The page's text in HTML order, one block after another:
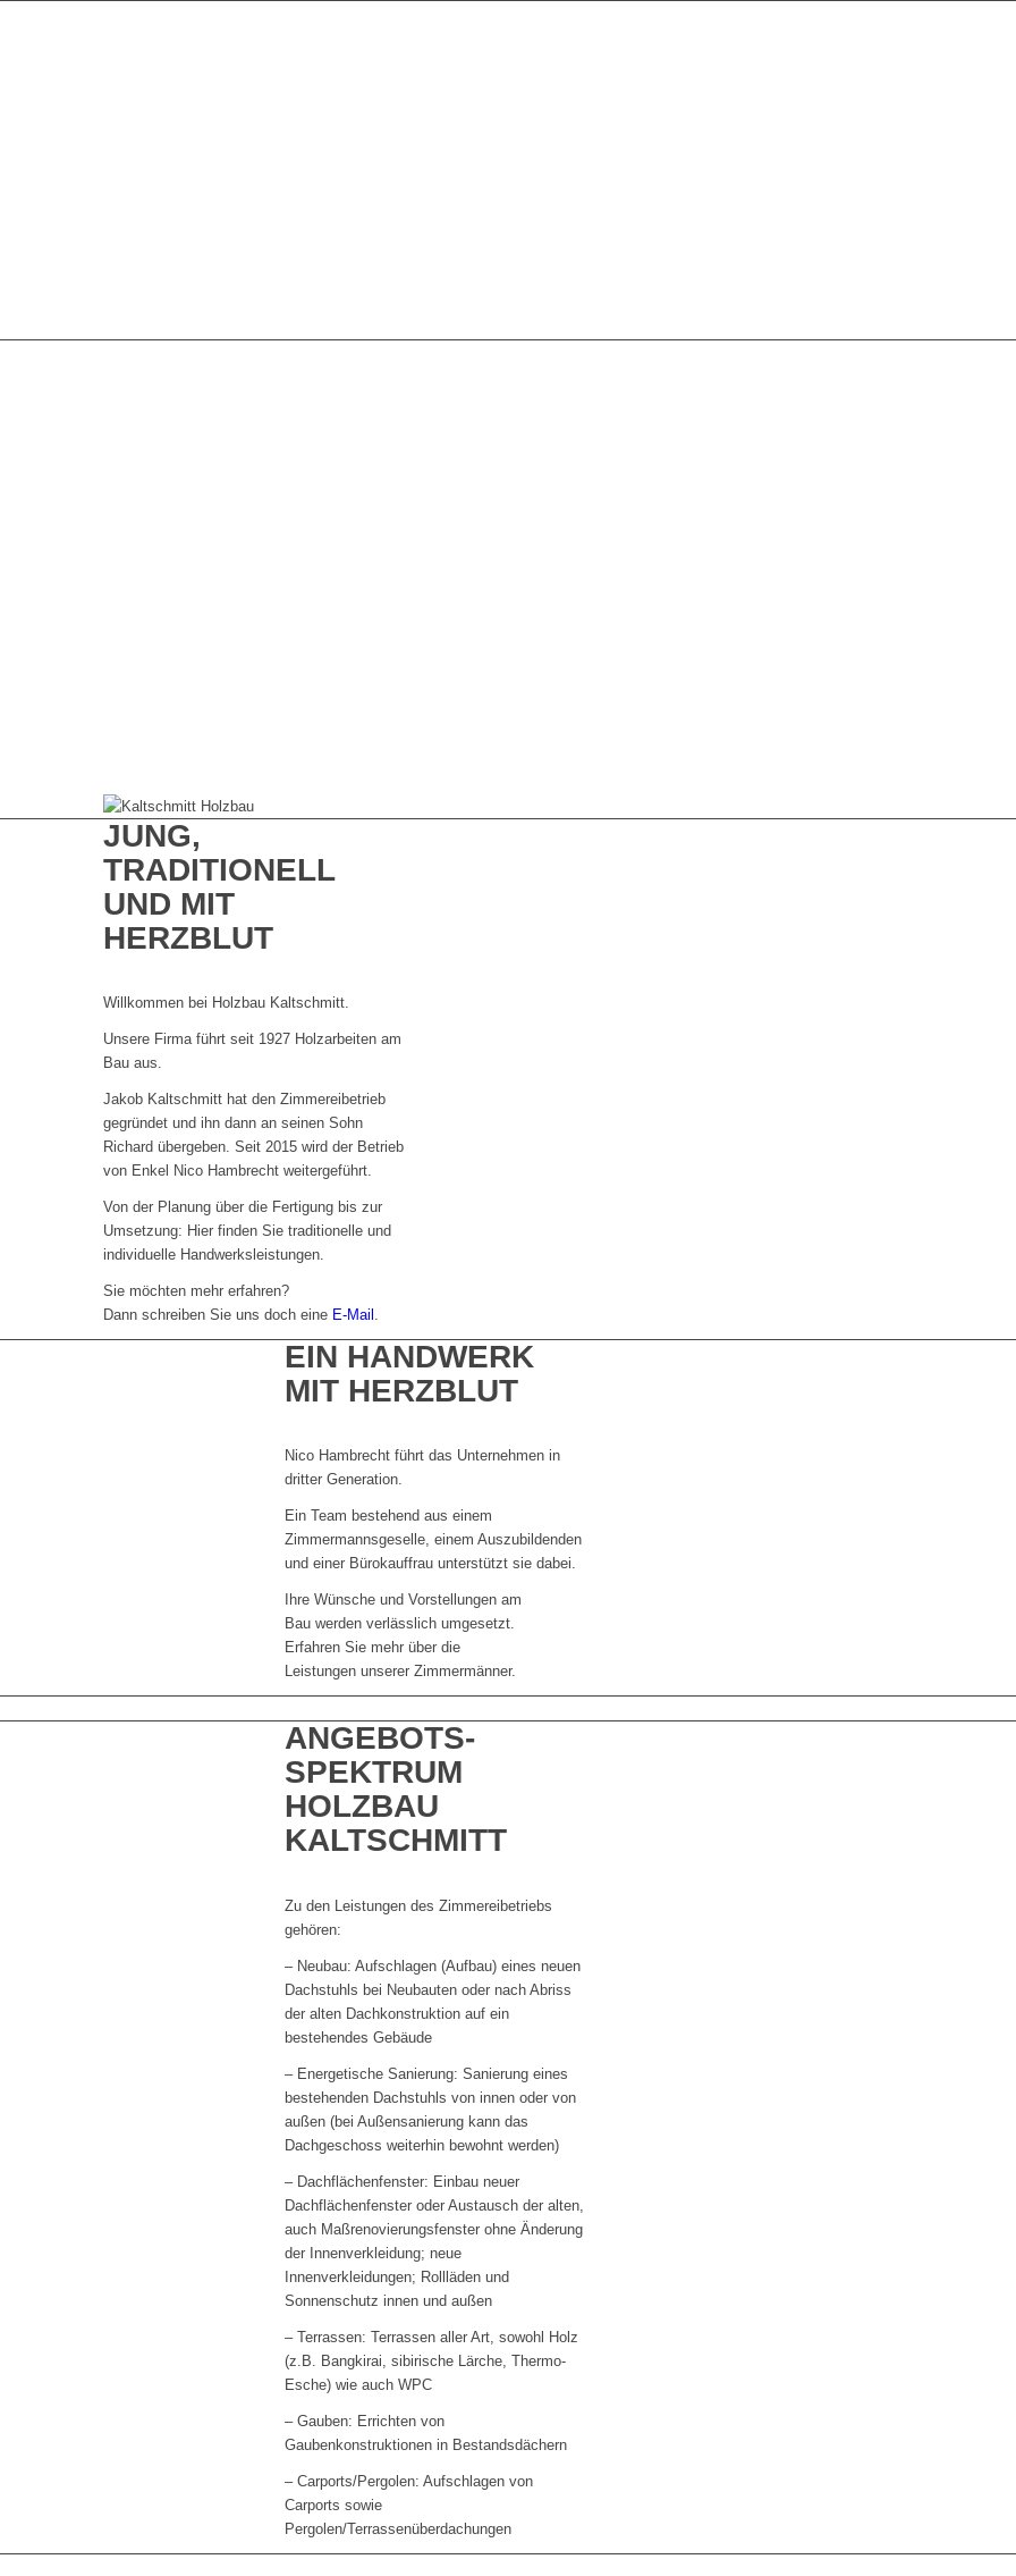
JUNG,
TRADITIONELL
UND MIT
HERZBLUT
Willkommen bei Holzbau Kaltschmitt.
Unsere Firma führt seit 1927 Holzarbeiten am
Bau aus.
Jakob Kaltschmitt hat den Zimmereibetrieb
gegründet und ihn dann an seinen Sohn
Richard übergeben. Seit 2015 wird der Betrieb
von Enkel Nico Hambrecht weitergeführt.
Von der Planung über die Fertigung bis zur
Umsetzung: Hier finden Sie traditionelle und
individuelle Handwerksleistungen.
Sie möchten mehr erfahren?
Dann schreiben Sie uns doch eine E-Mail .
EIN HANDWERK
MIT HERZBLUT
Nico Hambrecht führt das Unternehmen in
dritter Generation.
Ein Team bestehend aus einem
Zimmermannsgeselle, einem Auszubildenden
und einer Bürokauffrau unterstützt sie dabei.
Ihre Wünsche und Vorstellungen am
Bau werden verlässlich umgesetzt.
Erfahren Sie mehr über die
Leistungen unserer Zimmermänner.
ANGEBOTS­
SPEKTRUM
HOLZBAU
KALTSCHMITT
Zu den Leistungen des Zimmereibetriebs
gehören:
– Neubau: Aufschlagen (Aufbau) eines neuen
Dachstuhls bei Neubauten oder nach Abriss
der alten Dachkonstruktion auf ein
bestehendes Gebäude
– Energetische Sanierung: Sanierung eines
bestehenden Dachstuhls von innen oder von
außen (bei Außensanierung kann das
Dachgeschoss weiterhin bewohnt werden)
– Dachflächenfenster: Einbau neuer
Dachflächenfenster oder Austausch der alten,
auch Maßrenovierungsfenster ohne Änderung
der Innenverkleidung; neue
Innenverkleidungen; Rollläden und
Sonnenschutz innen und außen
– Terrassen: Terrassen aller Art, sowohl Holz
(z.B. Bangkirai, sibirische Lärche, Thermo-
Esche) wie auch WPC
– Gauben: Errichten von
Gaubenkonstruktionen in Bestandsdächern
– Carports/Pergolen: Aufschlagen von
Carports sowie
Pergolen/Terrassenüberdachungen